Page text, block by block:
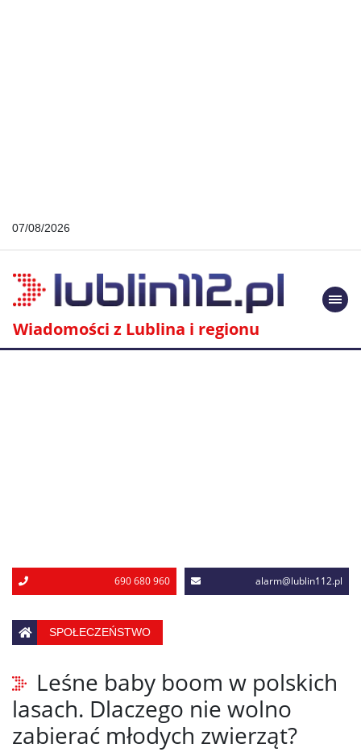
07/08/2026
Wiadomości z Lublina i regionu
690 680 960 alarm@lublin112.pl
SPOŁECZEŃSTWO
Leśne baby boom w polskich
lasach. Dlaczego nie wolno
zabierać młodych zwierząt?